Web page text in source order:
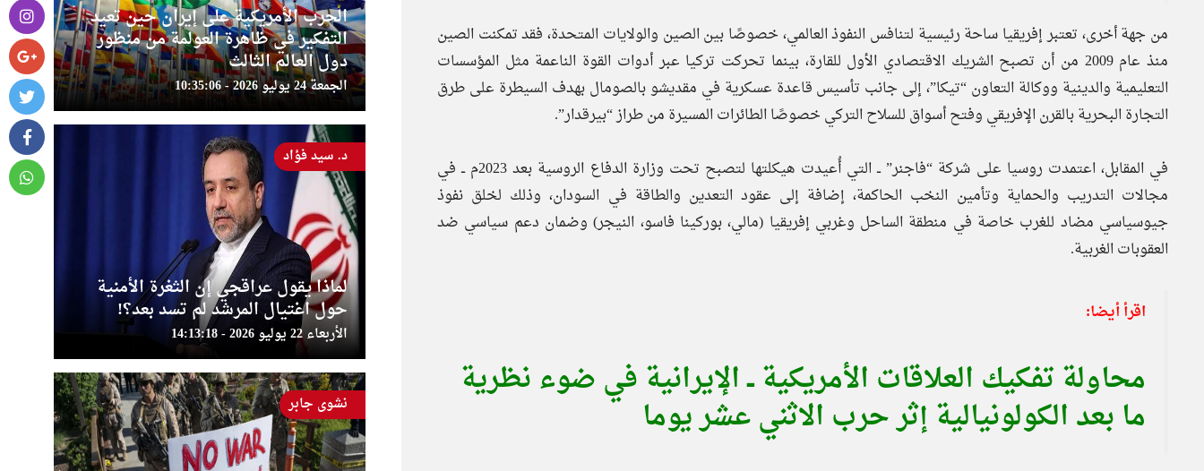
من جهة أخرى، تعتبر إفريقيا ساحة رئيسية لتنافس النفوذ العالمي، خصوصًا بين الصين والولايات المتحدة، فقد تمكنت الصين
منذ عام 2009 من أن تصبح الشريك الاقتصادي الأول للقارة، بينما تحركت تركيا عبر أدوات القوة الناعمة مثل المؤسسات
التعليمية والدينية ووكالة التعاون “تيكا”، إلى جانب تأسيس قاعدة عسكرية في مقديشو بالصومال بهدف السيطرة على طرق
التجارة البحرية بالقرن الإفريقي وفتح أسواق للسلاح التركي خصوصًا الطائرات المسيرة من طراز “بيرقدار”.
في المقابل، اعتمدت روسيا على شركة “فاجنر” ــ التي أُعيدت هيكلتها لتصبح تحت وزارة الدفاع الروسية بعد 2023م ــ في
مجالات التدريب والحماية وتأمين النخب الحاكمة، إضافة إلى عقود التعدين والطاقة في السودان، وذلك لخلق نفوذ
جيوسياسي مضاد للغرب خاصة في منطقة الساحل وغربي إفريقيا (مالي، بوركينا فاسو، النيجر) وضمان دعم سياسي ضد
العقوبات الغربية.
اقرأ أيضا:
محاولة تفكيك العلاقات الأمريكية ــ الإيرانية في ضوء نظرية
ما بعد الكولونيالية إثر حرب الاثني عشر يوما
الحرب الأمريكية على إيران حين تعيد
التفكير في ظاهرة العولمة من منظور
دول العالم الثالث
الجمعة 24 يوليو 2026 - 10:35:06
لماذا يقول عراقجي إن الثغرة الأمنية
حول اغتيال المرشد لم تسد بعد؟!
الأربعاء 22 يوليو 2026 - 14:13:18
د. سيد فؤاد
نشوى جابر